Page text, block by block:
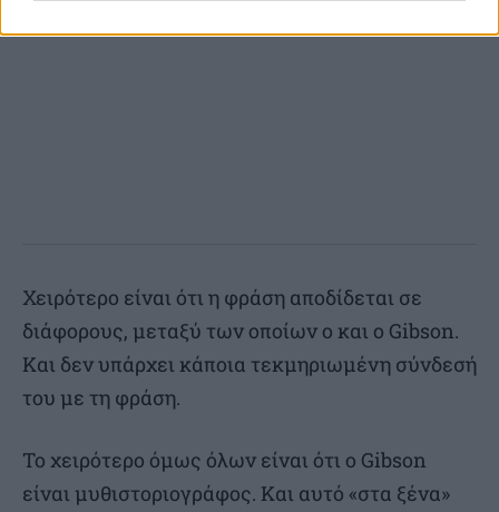
Χειρότερο είναι ότι η φράση αποδίδεται σε
διάφορους, μεταξύ των οποίων ο και ο Gibson.
Και δεν υπάρχει κάποια τεκμηριωμένη σύνδεσή
του με τη φράση.
Το χειρότερο όμως όλων είναι ότι ο Gibson
είναι μυθιστοριογράφος. Και αυτό «στα ξένα»